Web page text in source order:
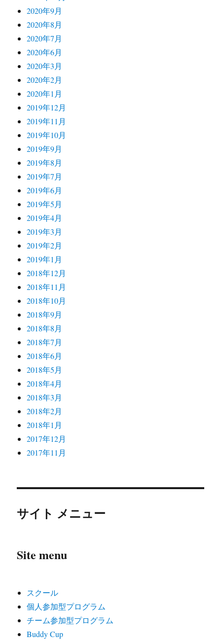
2020年9月
2020年8月
2020年7月
2020年6月
2020年3月
2020年2月
2020年1月
2019年12月
2019年11月
2019年10月
2019年9月
2019年8月
2019年7月
2019年6月
2019年5月
2019年4月
2019年3月
2019年2月
2019年1月
2018年12月
2018年11月
2018年10月
2018年9月
2018年8月
2018年7月
2018年6月
2018年5月
2018年4月
2018年3月
2018年2月
2018年1月
2017年12月
2017年11月
サイト メニュー
Site menu
スクール
個人参加型プログラム
チーム参加型プログラム
Buddy Cup